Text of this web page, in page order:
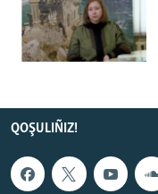
QOŞULIÑIZ!